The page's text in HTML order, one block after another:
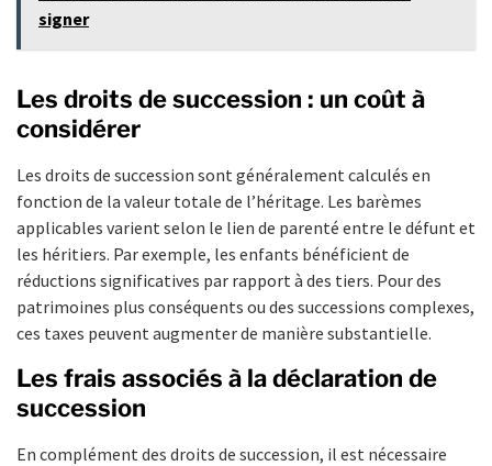
signer
Les droits de succession : un coût à
considérer
Les droits de succession sont généralement calculés en
fonction de la valeur totale de l’héritage. Les barèmes
applicables varient selon le lien de parenté entre le défunt et
les héritiers. Par exemple, les enfants bénéficient de
réductions significatives par rapport à des tiers. Pour des
patrimoines plus conséquents ou des successions complexes,
ces taxes peuvent augmenter de manière substantielle.
Les frais associés à la déclaration de
succession
En complément des droits de succession, il est nécessaire